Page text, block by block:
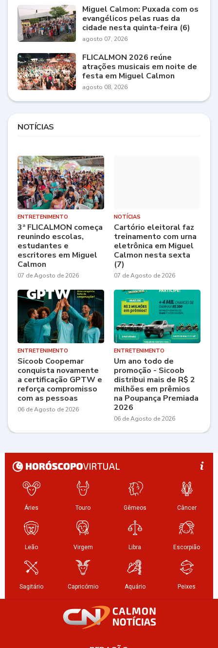
Miguel Calmon: Puxada com os
evangélicos pelas ruas da
cidade nesta quinta-feira (6)
agosto 07, 2026
FLICALMON 2026 reúne
atrações musicais em noite de
festa em Miguel Calmon
agosto 08, 2026
NOTÍCIAS
ENTRETENIMENTO
3ª FLICALMON começa
reunindo escolas,
estudantes e
escritores em Miguel
Calmon
07 de Agosto de 2026
NOTÍCIAS
Cartório eleitoral faz
treinamento com urna
eletrônica em Miguel
Calmon nesta sexta
(7)
07 de Agosto de 2026
ENTRETENIMENTO
Sicoob Coopemar
conquista novamente
a certificação GPTW e
reforça compromisso
com as pessoas
06 de Agosto de 2026
ENTRETENIMENTO
Um ano todo de
promoção - Sicoob
distribui mais de R$ 2
milhões em prêmios
na Poupança Premiada
2026
06 de Agosto de 2026